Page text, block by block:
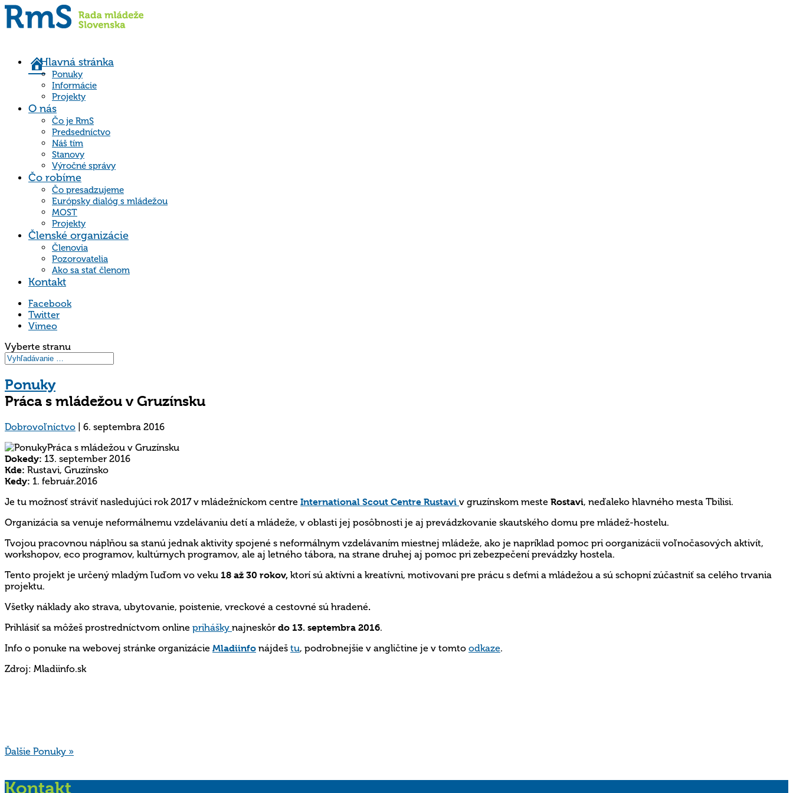
Hlavná stránka
Ponuky
Informácie
Projekty
O nás
Čo je RmS
Predsedníctvo
Náš tím
Stanovy
Výročné správy
Čo robíme
Čo presadzujeme
Európsky dialóg s mládežou
MOST
Projekty
Členské organizácie
Členovia
Pozorovatelia
Ako sa stať členom
Kontakt
Facebook
Twitter
Vimeo
Vyberte stranu
Ponuky
Práca s mládežou v Gruzínsku
Dobrovoľníctvo 6. septembra 2016
Dokedy: 13. september 2016
Kde: Rustavi, Gruzínsko
Kedy: 1. február.2016
Je tu možnosť stráviť nasledujúci rok 2017 v mládežníckom centre International Scout Centre Rustavi v gruzínskom meste Rostavi, neďaleko hlavného mesta Tbilisi.
Organizácia sa venuje neformálnemu vzdelávaniu detí a mládeže, v oblasti jej posôbnosti je aj prevádzkovanie skautského domu pre mládež-hostelu.
Tvojou pracovnou náplňou sa stanú jednak aktivity spojené s neformálnym vzdelávaním miestnej mládeže, ako je napríklad pomoc pri oorganizácii voľnočasových aktivít,
workshopov, eco programov, kultúrnych programov, ale aj letného tábora, na strane druhej aj pomoc pri zebezpečení prevádzky hostela.
Tento projekt je určený mladým ľuďom vo veku 18 až 30 rokov, ktorí sú aktívni a kreatívni, motivovani pre prácu s deťmi a mládežou a sú schopní zúčastniť sa celého trvania
projektu.
Všetky náklady ako strava, ubytovanie, poistenie, vreckové a cestovné sú hradené.
Prihlásiť sa môžeš prostredníctvom online prihášky najneskôr do 13. septembra 2016.
Info o ponuke na webovej stránke organizácie Mladiinfo nájdeš tu, podrobnejšie v angličtine je v tomto odkaze.
Zdroj: Mladiinfo.sk
Ďalšie Ponuky »
Kontakt